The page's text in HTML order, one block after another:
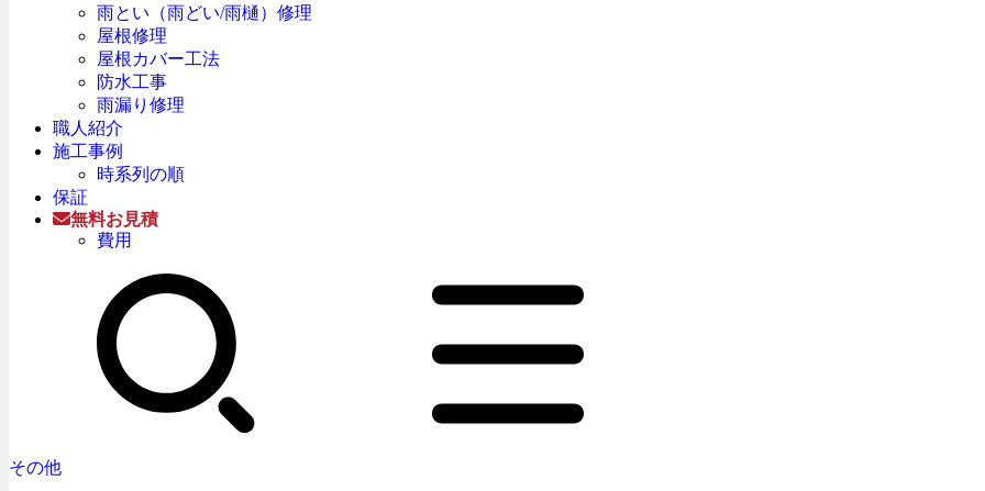
雨とい（雨どい/雨樋）修理
屋根修理
屋根カバー工法
防水工事
雨漏り修理
職人紹介
施工事例
時系列の順
保証
無料お見積
費用
その他